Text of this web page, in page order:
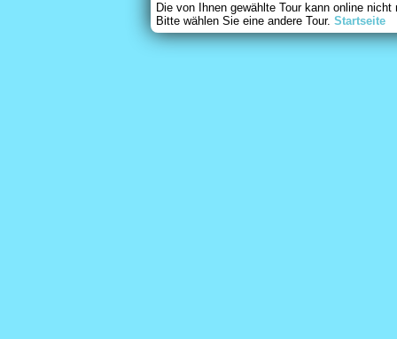
Die von Ihnen gewählte Tour kann online nicht
Bitte wählen Sie eine andere Tour. Startseite